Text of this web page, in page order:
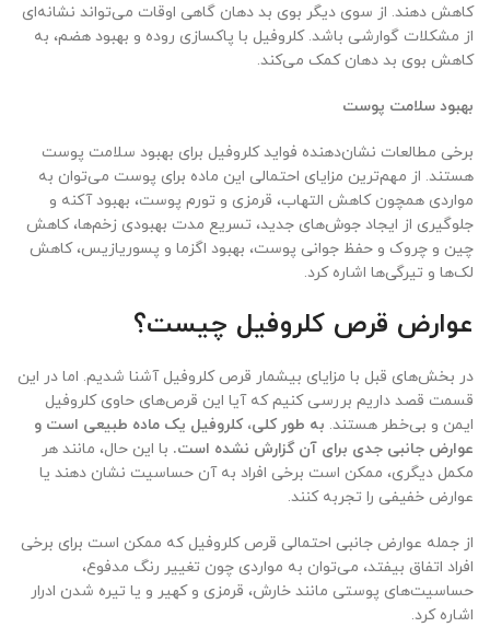
کاهش دهند. از سوی دیگر بوی بد دهان گاهی اوقات می‌تواند نشانه‌ای
از مشکلات گوارشی باشد. کلروفیل با پاکسازی روده و بهبود هضم، به
کاهش بوی بد دهان کمک می‌کند.
بهبود سلامت پوست
برخی مطالعات نشان‌دهنده فواید کلروفیل برای بهبود سلامت پوست
هستند. از مهم‌ترین مزایای احتمالی این ماده برای پوست می‌توان به
مواردی همچون کاهش التهاب، قرمزی و تورم پوست، بهبود آکنه و
جلوگیری از ایجاد جوش‌های جدید، تسریع مدت بهبودی زخم‌ها، کاهش
چین و چروک و حفظ جوانی پوست، بهبود اگزما و پسوریازیس، کاهش
لک‌ها و تیرگی‌ها اشاره کرد.
عوارض قرص کلروفیل چیست؟
در بخش‌های قبل با مزایای بیشمار قرص کلروفیل آشنا شدیم. اما در این
قسمت قصد داریم بررسی کنیم که آیا این قرص‌های حاوی کلروفیل
ایمن و بی‌خطر هستند. به طور کلی، کلروفیل یک ماده طبیعی است و
عوارض جانبی جدی برای آن گزارش نشده است. با این حال، مانند هر
مکمل دیگری، ممکن است برخی افراد به آن حساسیت نشان دهند یا
عوارض خفیفی را تجربه کنند.
از جمله عوارض جانبی احتمالی قرص کلروفیل که ممکن است برای برخی
افراد اتفاق بیفتد، می‌توان به مواردی چون تغییر رنگ مدفوع،
حساسیت‌های پوستی مانند خارش، قرمزی و کهیر و یا تیره شدن ادرار
اشاره کرد.